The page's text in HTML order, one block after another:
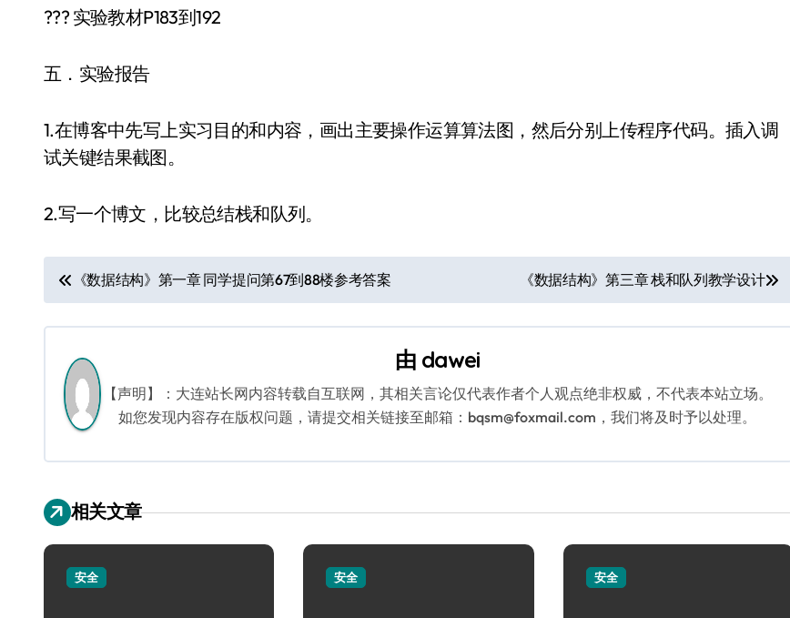
??? 实验教材P183到192
五．实验报告
1.在博客中先写上实习目的和内容，画出主要操作运算算法图，然后分别上传程序代码。插入调
试关键结果截图。
2.写一个博文，比较总结栈和队列。
文
章
航
《数据结构》第一章 同学提问第67到88楼参考答案 《数据结构》第三章 栈和队列教学设计
由 dawei
【声明】：大连站长网内容转载自互联网，其相关言论仅代表作者个人观点绝非权威，不代表本站立场。
如您发现内容存在版权问题，请提交相关链接至邮箱：bqsm@foxmail.com，我们将及时予以处理。
相关文章
安全 安全 安全